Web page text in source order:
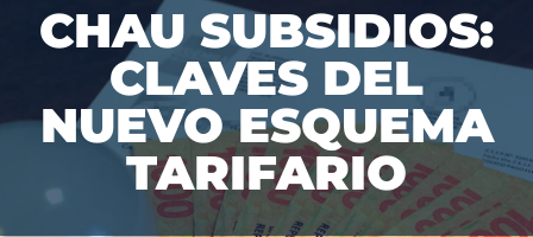
CHAU SUBSIDIOS:
CLAVES DEL
NUEVO ESQUEMA
TARIFARIO